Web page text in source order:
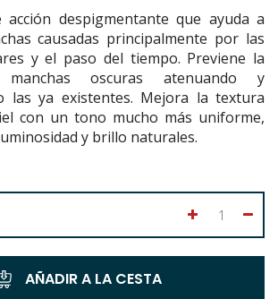
acción despigmentante que ayuda a
causadas principalmente por las
y el paso del tiempo. Previene la
oscuras atenuando y
las ya existentes. Mejora la textura
con un tono mucho más uniforme,
y brillo naturales.
AÑADIR A LA CESTA